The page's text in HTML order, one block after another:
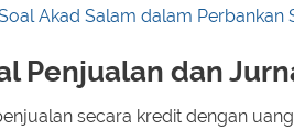
Akad Salam dalam Perbankan
Penjualan dan
secara kredit dengan